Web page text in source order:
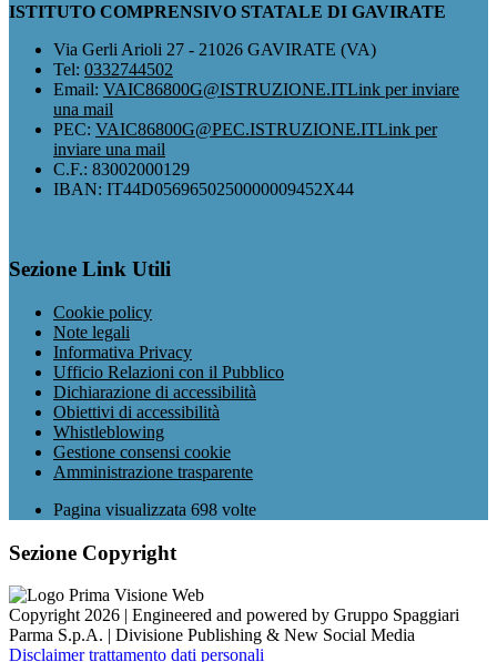
ISTITUTO COMPRENSIVO STATALE DI GAVIRATE
Via Gerli Arioli 27 - 21026 GAVIRATE (VA)
Tel: 0332744502
Email: VAIC86800G@ISTRUZIONE.ITLink per inviare
una mail
PEC: VAIC86800G@PEC.ISTRUZIONE.ITLink per
inviare una mail
C.F.: 83002000129
IBAN: IT44D0569650250000009452X44
Sezione Link Utili
Cookie policy
Note legali
Informativa Privacy
Ufficio Relazioni con il Pubblico
Dichiarazione di accessibilità
Obiettivi di accessibilità
Whistleblowing
Gestione consensi cookie
Amministrazione trasparente
Pagina visualizzata 698 volte
Sezione Copyright
Copyright 2026 | Engineered and powered by Gruppo Spaggiari
Parma S.p.A. | Divisione Publishing & New Social Media
Disclaimer trattamento dati personali